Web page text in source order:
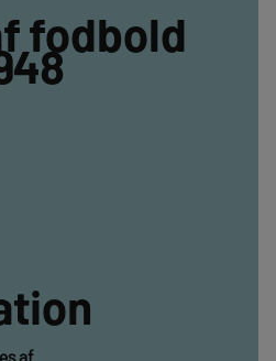
fodbold
af